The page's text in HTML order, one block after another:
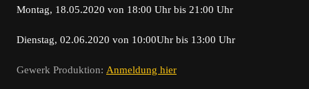
Montag, 18.05.2020 von 18:00 Uhr bis 21:00 Uhr
Dienstag, 02.06.2020 von 10:00Uhr bis 13:00 Uhr
Gewerk Produktion: Anmeldung hier